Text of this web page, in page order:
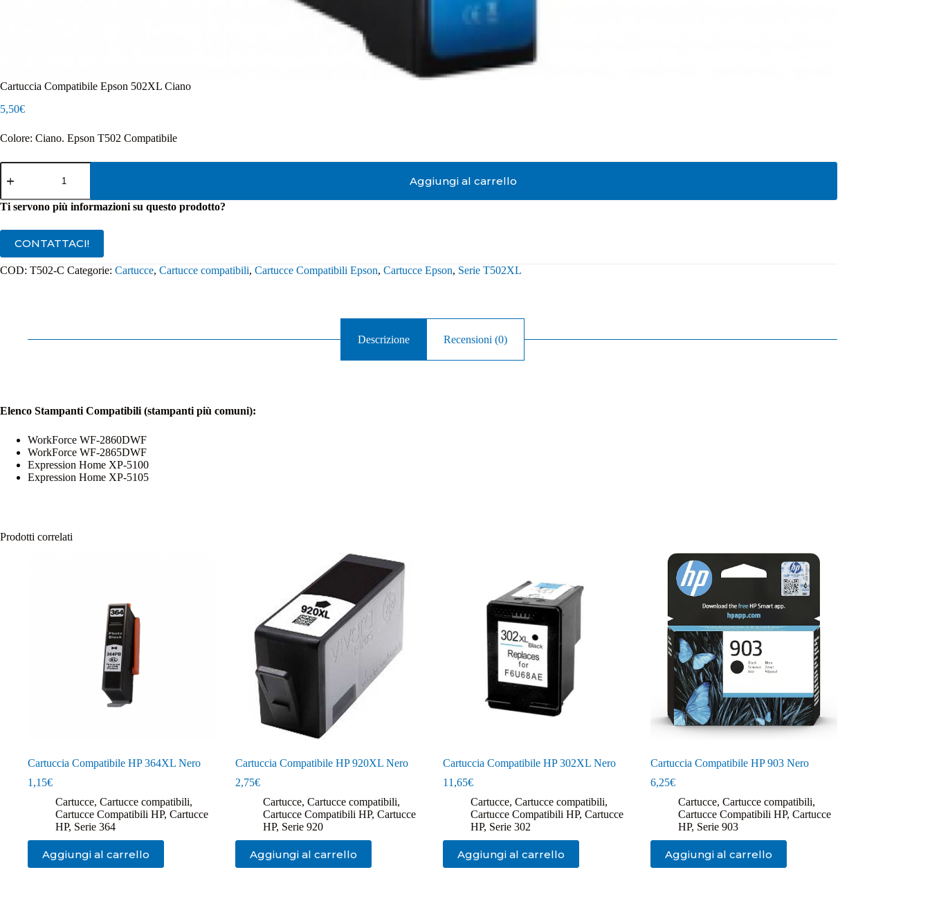
Cartuccia Compatibile Epson 502XL Ciano
5,50€
Colore: Ciano. Epson T502 Compatibile
Cartuccia
Compatibile
502XL
Ciano
Aggiungi al carrello
Ti servono più informazioni su questo prodotto?
CONTATTACI!
COD: T502-C Categorie: Cartucce, Cartucce compatibili, Cartucce Compatibili Epson, Cartucce Epson, Serie T502XL
Descrizione Recensioni (0)
Elenco Stampanti Compatibili (stampanti più comuni):
WorkForce WF-2860DWF
WorkForce WF-2865DWF
Expression Home XP-5100
Expression Home XP-5105
Prodotti correlati
Cartuccia Compatibile HP 364XL Nero
1,15€
Cartucce, Cartucce compatibili,
Cartucce Compatibili HP, Cartucce
HP, Serie 364
Aggiungi al carrello
Cartuccia Compatibile HP 920XL Nero
2,75€
Cartucce, Cartucce compatibili,
Cartucce Compatibili HP, Cartucce
HP, Serie 920
Aggiungi al carrello
Cartuccia Compatibile HP 302XL Nero
11,65€
Cartucce, Cartucce compatibili,
Cartucce Compatibili HP, Cartucce
HP, Serie 302
Aggiungi al carrello
Cartuccia Compatibile HP 903 Nero
6,25€
Cartucce, Cartucce compatibili,
Cartucce Compatibili HP, Cartucce
HP, Serie 903
Aggiungi al carrello